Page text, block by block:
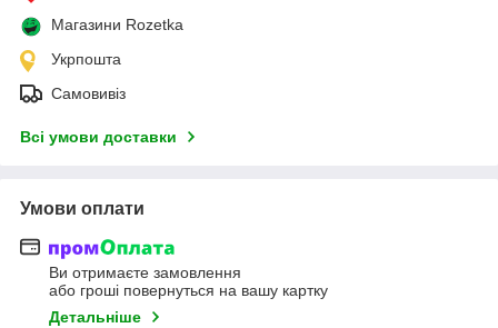
Магазини Rozetka
Укрпошта
Самовивіз
Всі умови доставки
Умови оплати
Ви отримаєте замовлення
або гроші повернуться на вашу картку
Детальніше